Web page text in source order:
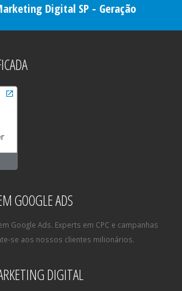
Digital SP - Geração
GOOGLE ADS
Google Ads. Experts em CPC e campanhas
se aos nossos clientes milionários.
DIGITAL